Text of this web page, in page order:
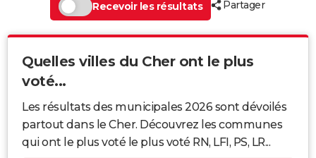
Recevoir les résultats
Partager
Quelles villes du Cher ont le plus
voté...
Les résultats des municipales 2026 sont dévoilés
partout dans le Cher. Découvrez les communes
qui ont le plus voté le plus voté RN, LFI, PS, LR...